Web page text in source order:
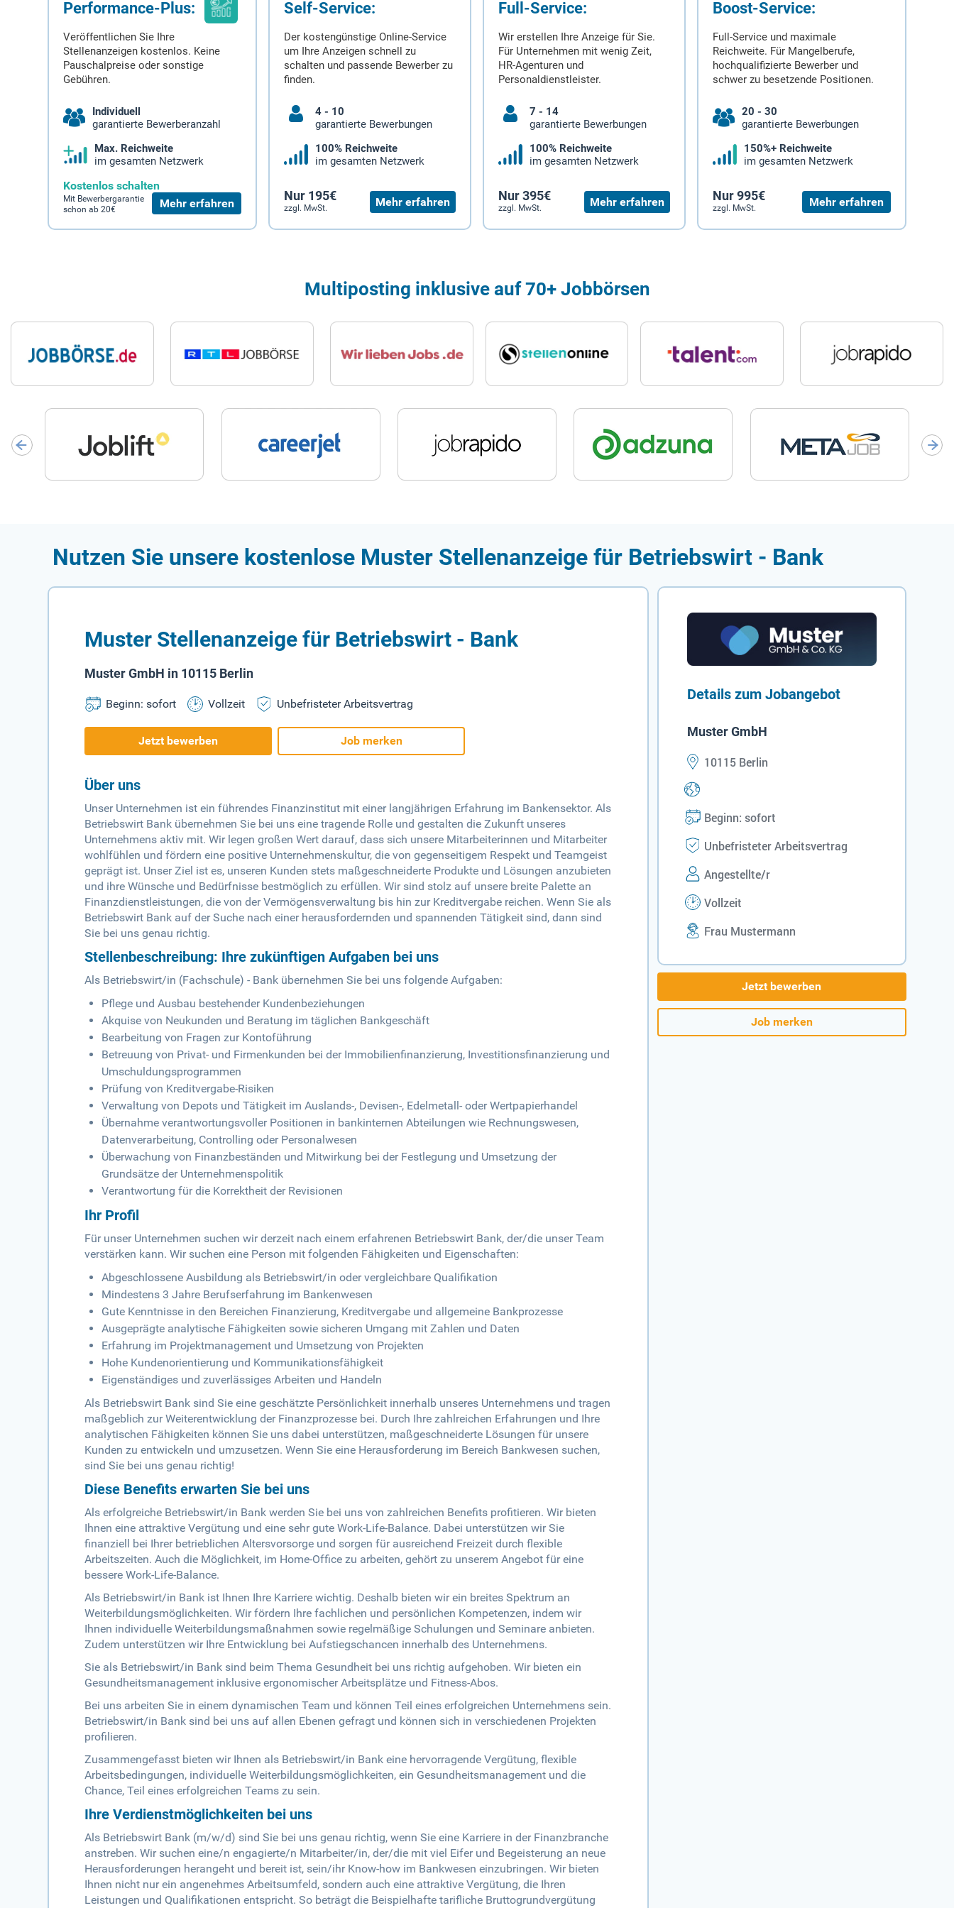
Performance-Plus:
Veröffentlichen Sie Ihre
Stellenanzeigen kostenlos. Keine
Pauschalpreise oder sonstige
Gebühren.
Individuell
garantierte Bewerberanzahl
Max. Reichweite
im gesamten Netzwerk
Kostenlos schalten
Mit Bewerbergarantie
schon ab 20€
Mehr erfahren
Self-Service:
Der kostengünstige Online-Service
um Ihre Anzeigen schnell zu
schalten und passende Bewerber zu
finden.
4 - 10
garantierte Bewerbungen
100% Reichweite
im gesamten Netzwerk
Nur 195€
zzgl. MwSt. Mehr erfahren
Full-Service:
Wir erstellen Ihre Anzeige für Sie.
Für Unternehmen mit wenig Zeit,
HR-Agenturen und
Personaldienstleister.
7 - 14
garantierte Bewerbungen
100% Reichweite
im gesamten Netzwerk
Nur 395€
zzgl. MwSt. Mehr erfahren
Boost-Service:
Full-Service und maximale
Reichweite. Für Mangelberufe,
hochqualifizierte Bewerber und
schwer zu besetzende Positionen.
20 - 30
garantierte Bewerbungen
150%+ Reichweite
im gesamten Netzwerk
Nur 995€
zzgl. MwSt. Mehr erfahren
Multiposting inklusive auf 70+ Jobbörsen
Nutzen Sie unsere kostenlose Muster Stellenanzeige für Betriebswirt - Bank
Muster Stellenanzeige für Betriebswirt - Bank
Muster GmbH in 10115 Berlin
Beginn: sofort Vollzeit Unbefristeter Arbeitsvertrag
Jetzt bewerben Job merken
Über uns
Unser Unternehmen ist ein führendes Finanzinstitut mit einer langjährigen Erfahrung im Bankensektor. Als
Betriebswirt Bank übernehmen Sie bei uns eine tragende Rolle und gestalten die Zukunft unseres
Unternehmens aktiv mit. Wir legen großen Wert darauf, dass sich unsere Mitarbeiterinnen und Mitarbeiter
wohlfühlen und fördern eine positive Unternehmenskultur, die von gegenseitigem Respekt und Teamgeist
geprägt ist. Unser Ziel ist es, unseren Kunden stets maßgeschneiderte Produkte und Lösungen anzubieten
und ihre Wünsche und Bedürfnisse bestmöglich zu erfüllen. Wir sind stolz auf unsere breite Palette an
Finanzdienstleistungen, die von der Vermögensverwaltung bis hin zur Kreditvergabe reichen. Wenn Sie als
Betriebswirt Bank auf der Suche nach einer herausfordernden und spannenden Tätigkeit sind, dann sind
Sie bei uns genau richtig.
Stellenbeschreibung: Ihre zukünftigen Aufgaben bei uns
Als Betriebswirt/in (Fachschule) - Bank übernehmen Sie bei uns folgende Aufgaben:
Pflege und Ausbau bestehender Kundenbeziehungen
Akquise von Neukunden und Beratung im täglichen Bankgeschäft
Bearbeitung von Fragen zur Kontoführung
Betreuung von Privat- und Firmenkunden bei der Immobilienfinanzierung, Investitionsfinanzierung und
Umschuldungsprogrammen
Prüfung von Kreditvergabe-Risiken
Verwaltung von Depots und Tätigkeit im Auslands-, Devisen-, Edelmetall- oder Wertpapierhandel
Übernahme verantwortungsvoller Positionen in bankinternen Abteilungen wie Rechnungswesen,
Datenverarbeitung, Controlling oder Personalwesen
Überwachung von Finanzbeständen und Mitwirkung bei der Festlegung und Umsetzung der
Grundsätze der Unternehmenspolitik
Verantwortung für die Korrektheit der Revisionen
Ihr Profil
Für unser Unternehmen suchen wir derzeit nach einem erfahrenen Betriebswirt Bank, der/die unser Team
verstärken kann. Wir suchen eine Person mit folgenden Fähigkeiten und Eigenschaften:
Abgeschlossene Ausbildung als Betriebswirt/in oder vergleichbare Qualifikation
Mindestens 3 Jahre Berufserfahrung im Bankenwesen
Gute Kenntnisse in den Bereichen Finanzierung, Kreditvergabe und allgemeine Bankprozesse
Ausgeprägte analytische Fähigkeiten sowie sicheren Umgang mit Zahlen und Daten
Erfahrung im Projektmanagement und Umsetzung von Projekten
Hohe Kundenorientierung und Kommunikationsfähigkeit
Eigenständiges und zuverlässiges Arbeiten und Handeln
Als Betriebswirt Bank sind Sie eine geschätzte Persönlichkeit innerhalb unseres Unternehmens und tragen
maßgeblich zur Weiterentwicklung der Finanzprozesse bei. Durch Ihre zahlreichen Erfahrungen und Ihre
analytischen Fähigkeiten können Sie uns dabei unterstützen, maßgeschneiderte Lösungen für unsere
Kunden zu entwickeln und umzusetzen. Wenn Sie eine Herausforderung im Bereich Bankwesen suchen,
sind Sie bei uns genau richtig!
Diese Benefits erwarten Sie bei uns
Als erfolgreiche Betriebswirt/in Bank werden Sie bei uns von zahlreichen Benefits profitieren. Wir bieten
Ihnen eine attraktive Vergütung und eine sehr gute Work-Life-Balance. Dabei unterstützen wir Sie
finanziell bei Ihrer betrieblichen Altersvorsorge und sorgen für ausreichend Freizeit durch flexible
Arbeitszeiten. Auch die Möglichkeit, im Home-Office zu arbeiten, gehört zu unserem Angebot für eine
bessere Work-Life-Balance.
Als Betriebswirt/in Bank ist Ihnen Ihre Karriere wichtig. Deshalb bieten wir ein breites Spektrum an
Weiterbildungsmöglichkeiten. Wir fördern Ihre fachlichen und persönlichen Kompetenzen, indem wir
Ihnen individuelle Weiterbildungsmaßnahmen sowie regelmäßige Schulungen und Seminare anbieten.
Zudem unterstützen wir Ihre Entwicklung bei Aufstiegschancen innerhalb des Unternehmens.
Sie als Betriebswirt/in Bank sind beim Thema Gesundheit bei uns richtig aufgehoben. Wir bieten ein
Gesundheitsmanagement inklusive ergonomischer Arbeitsplätze und Fitness-Abos.
Bei uns arbeiten Sie in einem dynamischen Team und können Teil eines erfolgreichen Unternehmens sein.
Betriebswirt/in Bank sind bei uns auf allen Ebenen gefragt und können sich in verschiedenen Projekten
profilieren.
Zusammengefasst bieten wir Ihnen als Betriebswirt/in Bank eine hervorragende Vergütung, flexible
Arbeitsbedingungen, individuelle Weiterbildungsmöglichkeiten, ein Gesundheitsmanagement und die
Chance, Teil eines erfolgreichen Teams zu sein.
Ihre Verdienstmöglichkeiten bei uns
Als Betriebswirt Bank (m/w/d) sind Sie bei uns genau richtig, wenn Sie eine Karriere in der Finanzbranche
anstreben. Wir suchen eine/n engagierte/n Mitarbeiter/in, der/die mit viel Eifer und Begeisterung an neue
Herausforderungen herangeht und bereit ist, sein/ihr Know-how im Bankwesen einzubringen. Wir bieten
Ihnen nicht nur ein angenehmes Arbeitsumfeld, sondern auch eine attraktive Vergütung, die Ihren
Leistungen und Qualifikationen entspricht. So beträgt die Beispielhafte tarifliche Bruttogrundvergütung
Details zum Jobangebot
Muster GmbH
10115 Berlin
Beginn: sofort
Unbefristeter Arbeitsvertrag
Angestellte/r
Vollzeit
Frau Mustermann
Jetzt bewerben
Job merken